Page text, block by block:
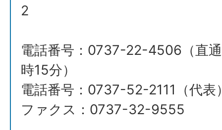
2
電話番号：0737-22-4506（直
時15分）
電話番号：0737-52-2111（代表
ファクス：0737-32-9555